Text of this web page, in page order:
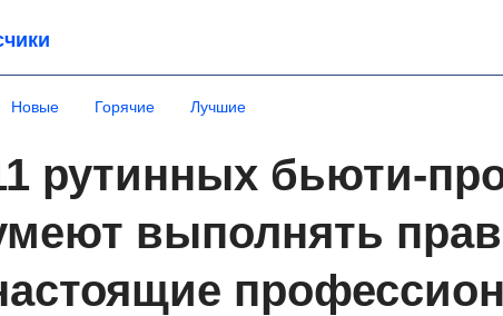
Новые Горячие Лучшие
рутинных бьюти-
выполнять